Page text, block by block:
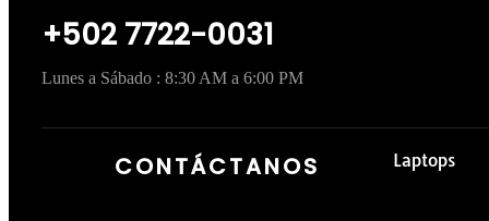
+502 7722-0031
Lunes a Sábado : 8:30 AM a 6:00 PM
CONTÁCTANOS Laptops